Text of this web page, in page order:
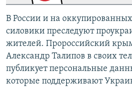
В России и на
силовики преследуют
жителей. Пророссийский
Александр Талипов в своих
публикует персональные
которые поддерживают